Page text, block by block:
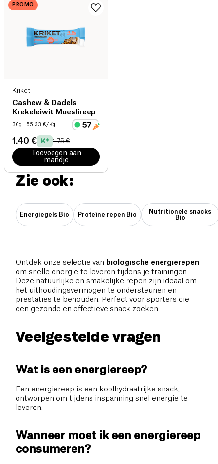
PROMO
Kriket
Cashew & Dadels
Krekeleiwit Mueslireep
30g | 55.33 €/Kg
1.40 € 1.75 €
Toevoegen aan
mandje
Zie ook:
Energiegels Bio Proteïne repen Bio
Nutritionele snacks
Bio
Ontdek onze selectie van biologische energierepen
om snelle energie te leveren tijdens je trainingen.
Deze natuurlijke en smakelijke repen zijn ideaal om
het uithoudingsvermogen te ondersteunen en
prestaties te behouden. Perfect voor sporters die
een gezonde en effectieve snack zoeken.
Veelgestelde vragen
Wat is een energiereep?
Een energiereep is een koolhydraatrijke snack,
ontworpen om tijdens inspanning snel energie te
leveren.
Wanneer moet ik een energiereep
consumeren?